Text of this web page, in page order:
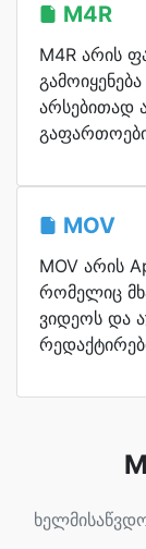
M4R
M4R არის
არსებითად
MOV
MOV არის
რომელიც
ვიდეოს და